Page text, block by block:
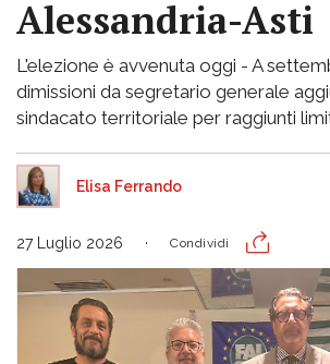
Alessandria-Asti
L'elezione è avvenuta oggi - A
dimissioni da segretario generale
sindacato territoriale per raggiunti
Elisa Ferrando
27 Luglio 2026 Condividi